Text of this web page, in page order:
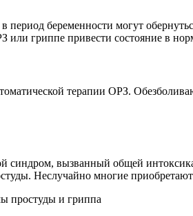
период беременности могут
или гриппе привести состояние в
терапии ОРЗ.
вызванный общей
Неслучайно многие
простуды и гриппа